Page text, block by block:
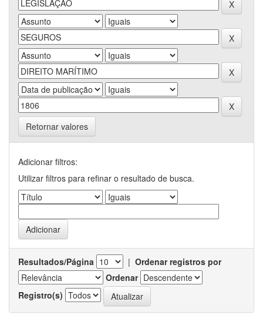
Retornar valores
Adicionar filtros:
Utilizar filtros para refinar o resultado de busca.
Resultados/Página | Ordenar registros por
Ordenar
Registro(s)